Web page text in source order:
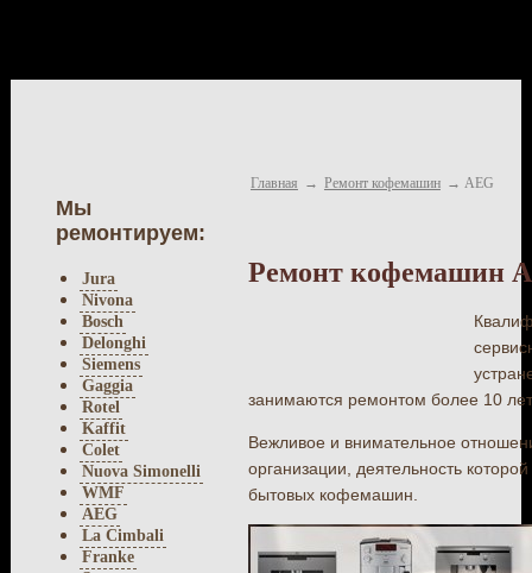
Мы
ремонтируем:
Jura
Nivona
Bosch
Delonghi
Siemens
Gaggia
Rotel
Kaffit
Colet
Nuova Simonelli
WMF
AEG
La Cimbali
Franke
Главная → Ремонт кофемашин → AEG
Ремонт кофемашин
занимаются ремонтом более 10
Вежливое и внимательное
организации, деятельность
бытовых кофемашин.